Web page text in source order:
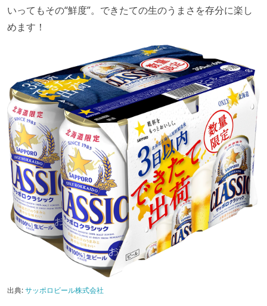
いってもその“鮮度”。できたての生のうまさを存分に楽し
めます！
出典:サッポロビール株式会社